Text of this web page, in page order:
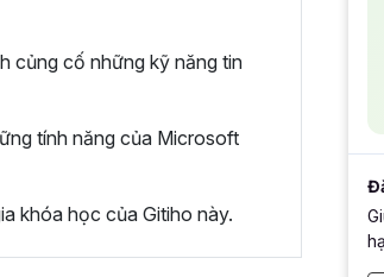
củng cố những kỹ năng tin
tính năng của Microsoft
khóa học của Gitiho này.